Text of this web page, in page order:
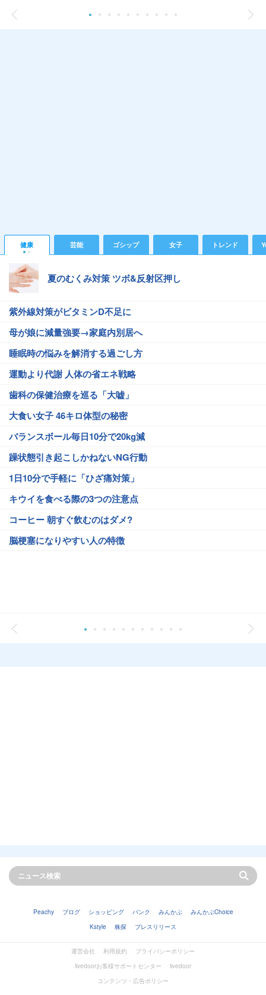
健康 芸能 ゴシップ 女子 トレンド
夏のむくみ対策 ツボ&反射区押し
紫外線対策がビタミンD不足に
母が娘に減量強要→家庭内別居へ
睡眠時の悩みを解消する過ごし方
運動より代謝 人体の省エネ戦略
歯科の保健治療を巡る「大嘘」
大食い女子 46キロ体型の秘密
バランスボール毎日10分で20kg減
躁状態引き起こしかねないNG行動
1日10分で手軽に「ひざ痛対策」
キウイを食べる際の3つの注意点
コーヒー 朝すぐ飲むのはダメ?
脳梗塞になりやすい人の特徴
Peachy ブログ ショッピング バンク みんかぶ
みんかぶChoice
Kstyle
株探 プレスリリース
運営会社 利用規約
プライバシーポリシー
livedoorお客様サポートセンター
livedoor
コンテンツ・広告ポリシー